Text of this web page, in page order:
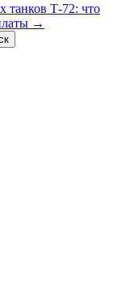
танков Т-72: что
→